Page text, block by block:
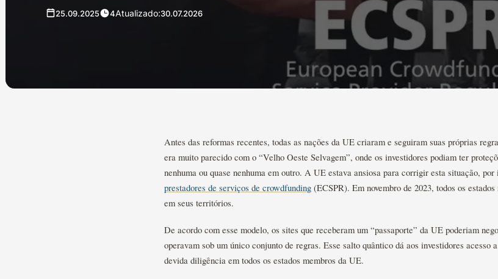
25.09.2025 4Atualizado:30.07.2026
Antes das reformas recentes, todas as nações da UE criaram e seguiram suas próprias
era muito parecido com o “Velho Oeste Selvagem”, onde os investidores podiam ter
nenhuma ou quase nenhuma em outro. A UE estava ansiosa para corrigir esta situação, por
prestadores de serviços de crowdfunding(ECSPR). Em novembro de 2023, todos os
em seus territórios.
De acordo com esse modelo, os sites que receberam um “passaporte” da UE poderiam
operavam sob um único conjunto de regras. Esse salto quântico dá aos investidores acesso
devida diligência em todos os estados membros da UE.